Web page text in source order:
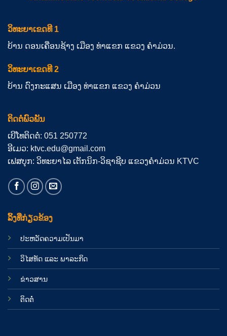
ວິທະຍາເຂດທີ 1
ບ້ານ ດອນເຄື່ອນຊ້າງ ເມືອງ ທ່າແຂກ ແຂວງ ຄຳມ່ວນ.
ວິທະຍາເຂດທີ 2
ບ້ານ ດົງກະແສນ ເມືອງ ທ່າແຂກ ແຂວງ ຄຳມ່ວນ
ຕິດຕໍ່ພົວພັນ
ເບີໂທຕິດຕໍ່: 051 250772
ອີເມວ: ktvc.edu@gmail.com
ເຟສບຸກ: ວິທະຍາໄລ ເຕັກນິກ-ວິຊາຊີບ ແຂວງຄຳມ່ວນ KTVC
ລິ້ງທີ່ກ່ຽວຂ້ອງ
ປະຫວັດຄວາມເປັນມາ
ວິໄສທັດ ແລະ ພາລະກິດ
ຂ່າວສານ
ຕິດຕໍ່